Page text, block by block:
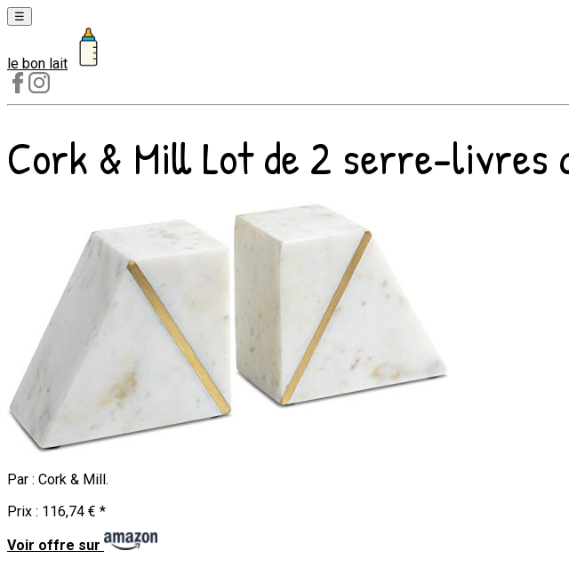
☰
Laits
1er
âge
Laits
2e
croissance
le bon lait
Cork & Mill Lot de 2 serre-livres
Par : Cork & Mill.
Prix : 116,74 € *
Voir offre sur